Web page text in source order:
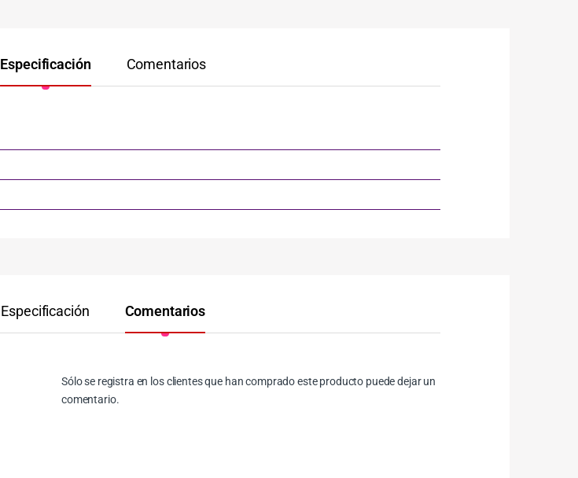
Especificación Comentarios
Especificación Comentarios
Sólo se registra en los clientes que han comprado este producto puede dejar un
comentario.